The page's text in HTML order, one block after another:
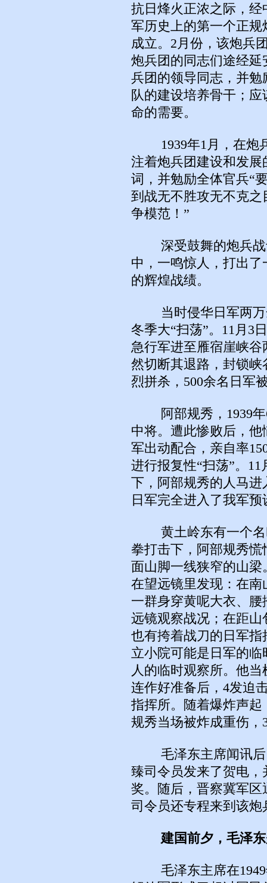
抗日烽火正浓之际，
军历史上的第一个正
成立。2月份，该炮兵
炮兵团的同志们途经
兵团的领导同志，并
队的建设培养骨干；
命的需要。
1939年1月，在炮兵
注着炮兵团建设和发
词，并勉励全体官兵“
到战无不胜攻无不克
争模范！”
深受鼓舞的炮兵战
中，一鸣惊人，打出
的辉煌战绩。
当时侵华日军两万
冬季大“扫荡”。11月3
急行军进至雁宿崖峡
然切断其退路，封锁
烈拼杀，500余名日军
阿部规秀，1939年6
中将。遭此惨败后，
军出动配合，亲自率
进行报复性“扫荡”。
下，阿部规秀的人马
日军完全进入了我军
黄土岭东有一个名
拳打击下，阿部规秀
面山脚一线狭窄的山
在望远镜里发现：在
一群身穿黄呢大衣、
远镜观察战况；在距山
也有挎着战刀的日军
立小院可能是日军的
人的临时观察所。他
连作好准备后，4发迫
指挥所。随着爆炸声
规秀当场被炸成重伤，
毛泽东主席闻讯后
臻司令员发来了贺电
奖。随后，晋察冀军
司令员还专程来到该
建国前夕，毛泽
毛泽东主席在1949